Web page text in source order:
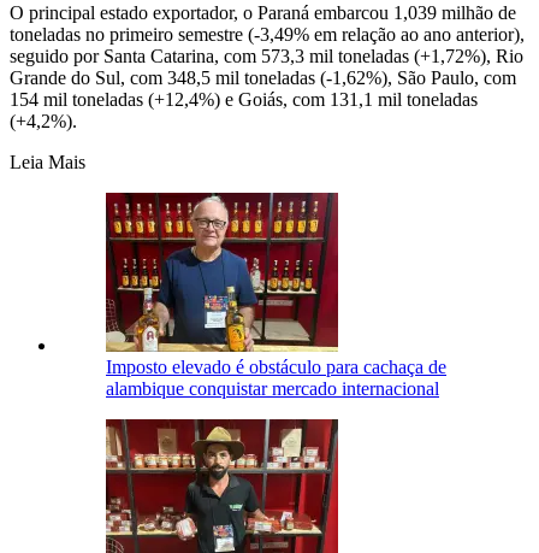
O principal estado exportador, o Paraná embarcou 1,039 milhão de
toneladas no primeiro semestre (-3,49% em relação ao ano anterior),
seguido por Santa Catarina, com 573,3 mil toneladas (+1,72%), Rio
Grande do Sul, com 348,5 mil toneladas (-1,62%), São Paulo, com
154 mil toneladas (+12,4%) e Goiás, com 131,1 mil toneladas
(+4,2%).
Leia Mais
Imposto elevado é obstáculo para cachaça de
alambique conquistar mercado internacional